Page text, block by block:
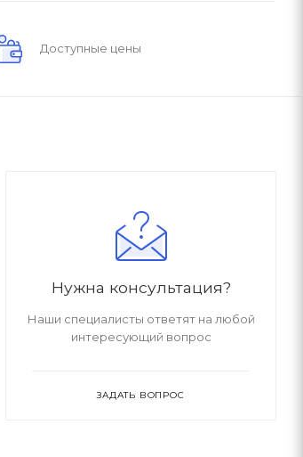
Доступные цены
Нужна консультация?
Наши специалисты ответят на любой
интересующий вопрос
ЗАДАТЬ ВОПРОС